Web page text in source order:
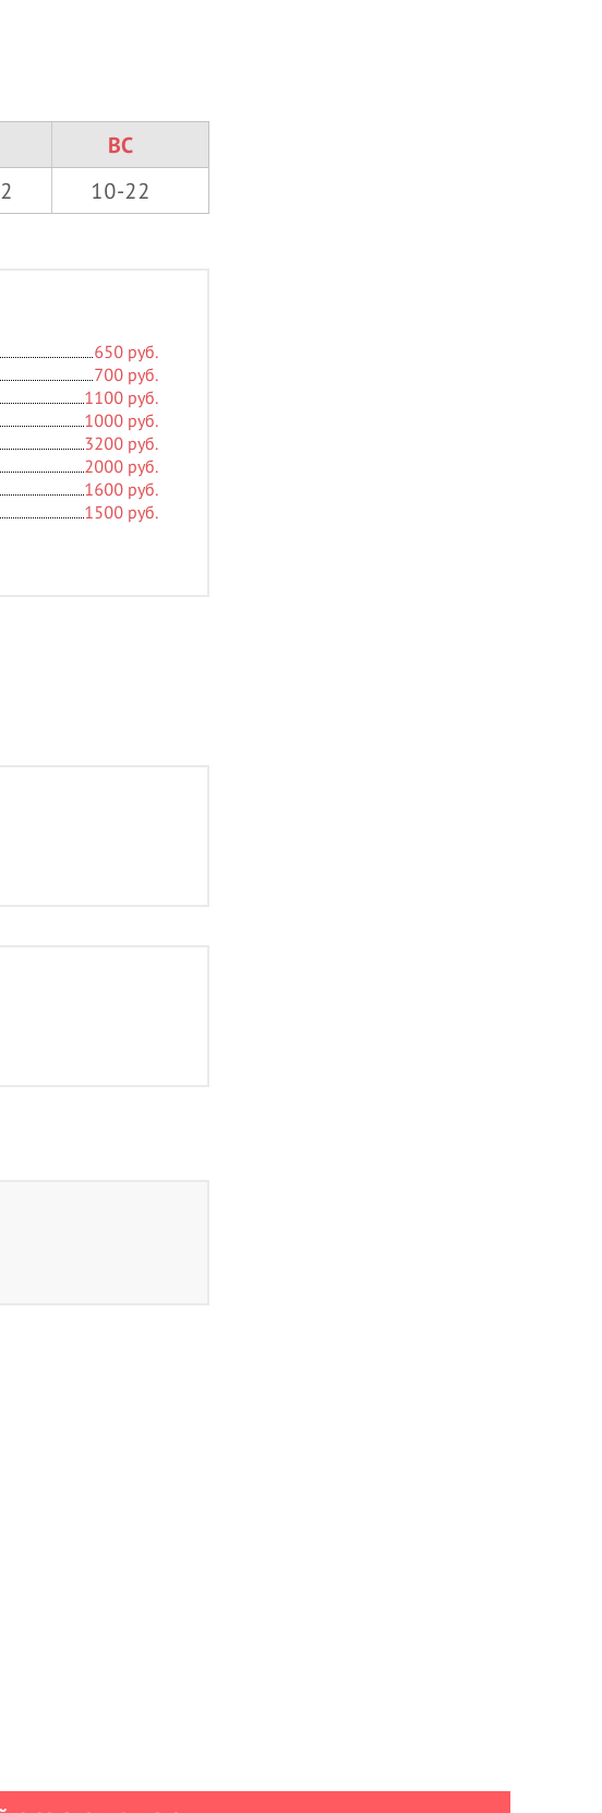
ВС
10-22
650 руб.
700 руб.
1100 руб.
1000 руб.
3200 руб.
2000 руб.
1600 руб.
1500 руб.